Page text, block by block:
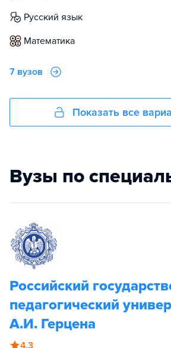
русский язык
математика
7 вузов
Показать все
Вузы по
Российский
педагогический
А.И. Герцена
4.3